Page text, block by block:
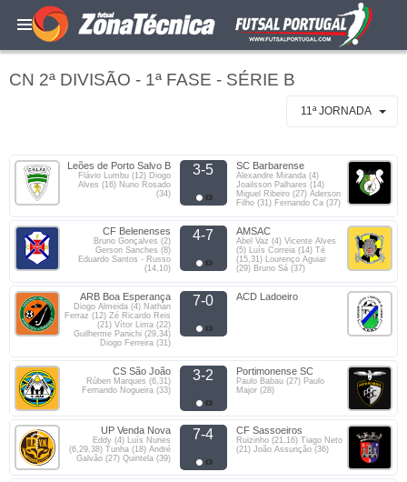
CN 2ª DIVISÃO - 1ª FASE - SÉRIE B
11ª JORNADA
Leões de Porto Salvo B
Flávio Lumbu (12) Diogo
Alves (16) Nuno Rosado
(34)
3-5 SC Barbarense
Alexandre Miranda (4)
Joailsson Palhares (14)
Miguel Ribeiro (27) Aderson
Filho (31) Fernando Ca (37)
CF Belenenses
Bruno Gonçalves (2)
Gerson Sanches (8)
Eduardo Santos - Russo
(14,10)
4-7 AMSAC
Abel Vaz (4) Vicente Alves
(5) Luís Correia (14) Té
(15,31) Lourenço Aguiar
(29) Bruno Sá (37)
ARB Boa Esperança
Diogo Almeida (4) Nathan
Ferraz (12) Zé Ricardo Reis
(21) Vítor Lima (22)
Guilherme Panichi (29,34)
Diogo Ferreira (31)
7-0 ACD Ladoeiro
CS São João
Rúben Marques (6,31)
Fernando Nogueira (33)
3-2 Portimonense SC
Paulo Babau (27) Paulo
Major (28)
UP Venda Nova
Eddy (4) Luís Nunes
(6,29,38) Tunha (18) André
Galvão (27) Quintela (39)
7-4 CF Sassoeiros
Ruizinho (21,16) Tiago Neto
(21) João Assunção (36)